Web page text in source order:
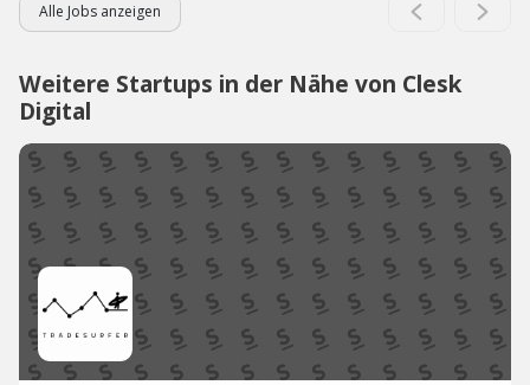
Alle Jobs anzeigen
Weitere Startups in der Nähe von Clesk
Digital